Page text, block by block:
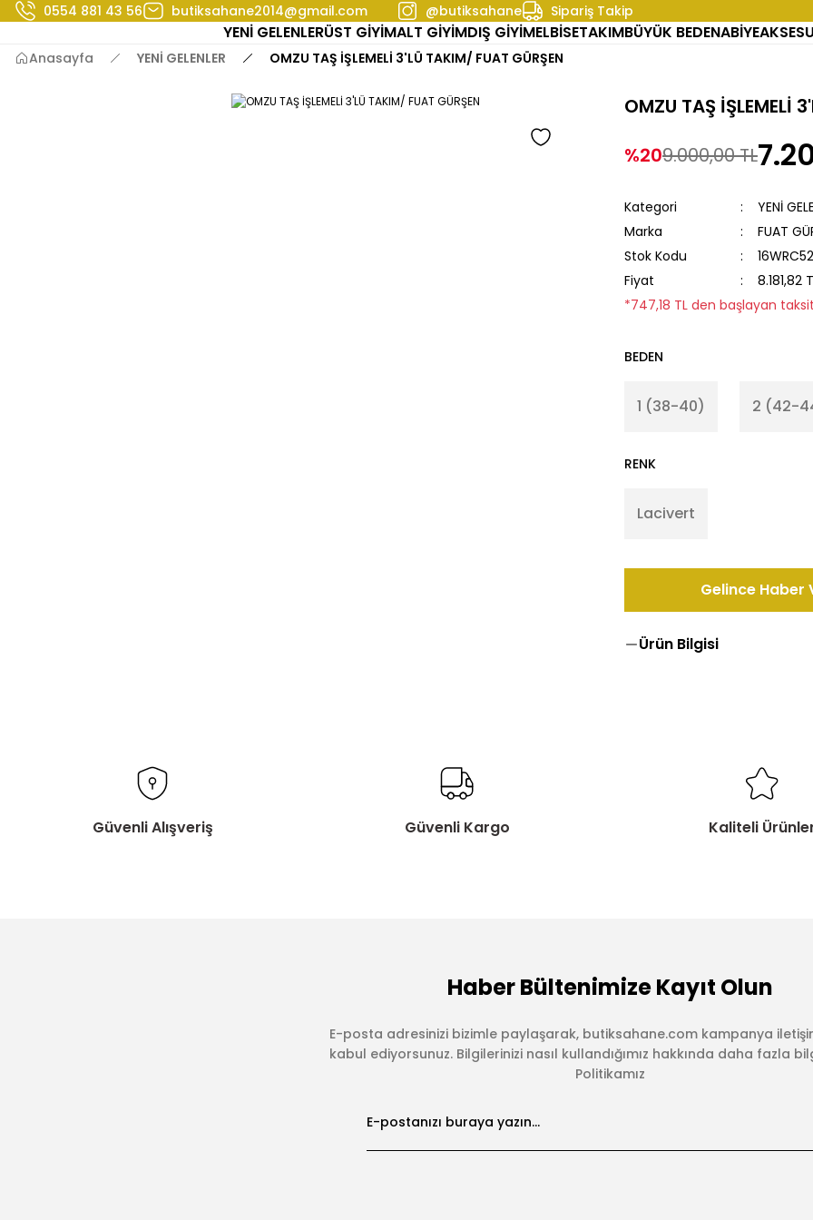
0554 881 43 56 butiksahane2014@gmail.com @butiksahane Sipariş Takip
YENİ GELENLERÜST GİYİMALT GİYİMDIŞ GİYİMELBİSETAKIMBÜYÜK BEDENABİYE
Anasayfa YENİ GELENLER OMZU TAŞ İŞLEMELİ 3'LÜ TAKIM/ FUAT GÜRŞEN
OMZU TAŞ İŞLEMELİ
%209.000,00 TL
Kategori
YENİ
Marka
FUAT
Stok Kodu
Fiyat
8.181,82
*747,18 TL den başlayan
BEDEN
1 (38-40) 2 (42-
RENK
Lacivert
Gelince Haber
Ürün Bilgisi
Güvenli Alışveriş Güvenli Kargo Kaliteli
Haber Bültenimize Kayıt Olun
E-posta adresinizi bizimle paylaşarak, butiksahane.com kampanya
kabul ediyorsunuz. Bilgilerinizi nasıl kullandığımız hakkında daha fazla
Politikamız